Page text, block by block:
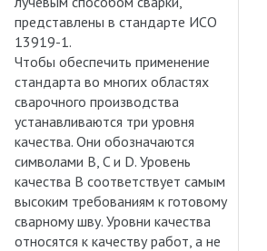
представлены в стандарте ИСО
13919-1.
Чтобы обеспечить применение
стандарта во многих областях
сварочного производства
устанавливаются три уровня
качества. Они обозначаются
символами B, C и D. Уровень
качества B соответствует самым
высоким требованиям к готовому
сварному шву. Уровни качества
относятся к качеству работ, а не